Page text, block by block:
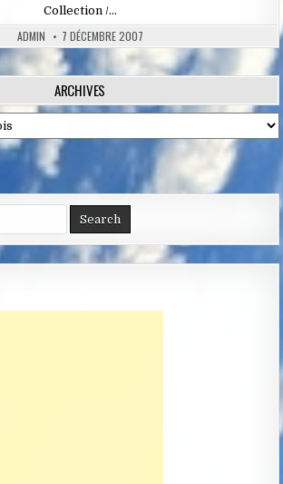
Collection /…
ADMIN 7 DÉCEMBRE 2007
ARCHIVES